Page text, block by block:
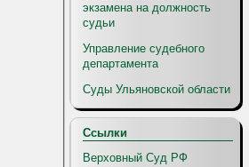
экзамена на должность
судьи
Управление судебного
департамента
Суды Ульяновской области
Ссылки
Верховный Суд РФ